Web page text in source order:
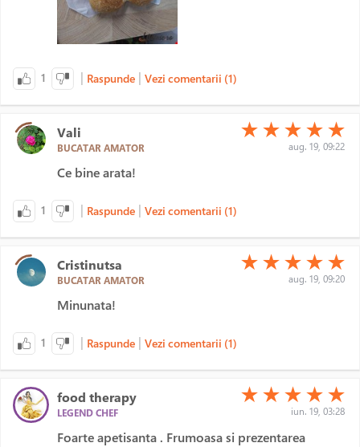
1 | Raspunde | Vezi comentarii (1)
Vali
BUCATAR AMATOR
(*)
★ (*)
★ (*)
★ (*)
★ (*)
★
aug. 19, 09:22
Ce bine arata!
1 | Raspunde | Vezi comentarii (1)
Cristinutsa
BUCATAR AMATOR
(*)
★ (*)
★ (*)
★ (*)
★ (*)
★
aug. 19, 09:20
Minunata!
1 | Raspunde | Vezi comentarii (1)
food therapy
LEGEND CHEF
(*)
★ (*)
★ (*)
★ (*)
★ (*)
★
iun. 19, 03:28
Foarte apetisanta . Frumoasa si prezentarea